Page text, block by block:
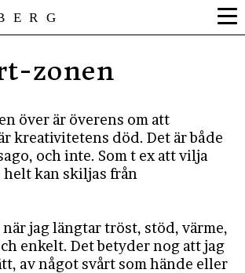
zonen
över är överens om att
kreativitetens död. Det är både
och inte. Som t ex att vilja
kan skiljas från
när jag längtar tröst, stöd, värme,
enkelt. Det betyder nog att jag
av något svårt som hände eller